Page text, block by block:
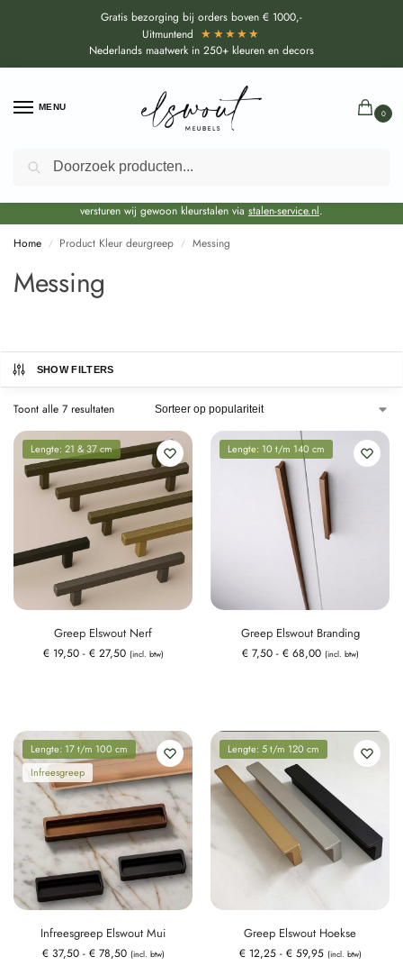
Gratis bezorging bij orders boven € 1000,-
Uitmuntend ★★★★★
Nederlands maatwerk in 250+ kleuren en decors
MENU
0
Door de bouwvakperiode geldt voor alle collecties momenteel een EXTRA
levertijd van circa 3-4 weken bovenop de reguliere levertijd.
versturen wij gewoon kleurstalen via stalen-service.nl.
Home / Product Kleur deurgreep / Messing
Messing
SHOW FILTERS
Toont alle 7 resultaten
Lengte: 21 & 37 cm
Greep Elswout Nerf
€19,50 - €27,50 (incl. btw)
Lengte: 10 t/m 140 cm
Greep Elswout Branding
€7,50 - €68,00 (incl. btw)
Lengte: 17 t/m 100 cm
Infreesgreep
Infreesgreep Elswout Mui
€37,50 - €78,50 (incl. btw)
Lengte: 5 t/m 120 cm
Greep Elswout Hoekse
€12,25 - €59,95 (incl. btw)